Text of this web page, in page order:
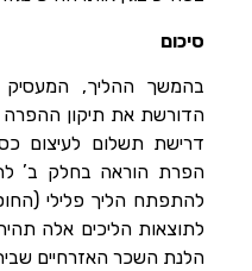
סיכום
בהמשך ההליך, המעסיק
הדורשת את תיקון ההפרה
הפרת הוראה בחלק ב’
להתפתח הליך פלילי
לתוצאות הליכים אלה
הלנת השכר האזרחיים